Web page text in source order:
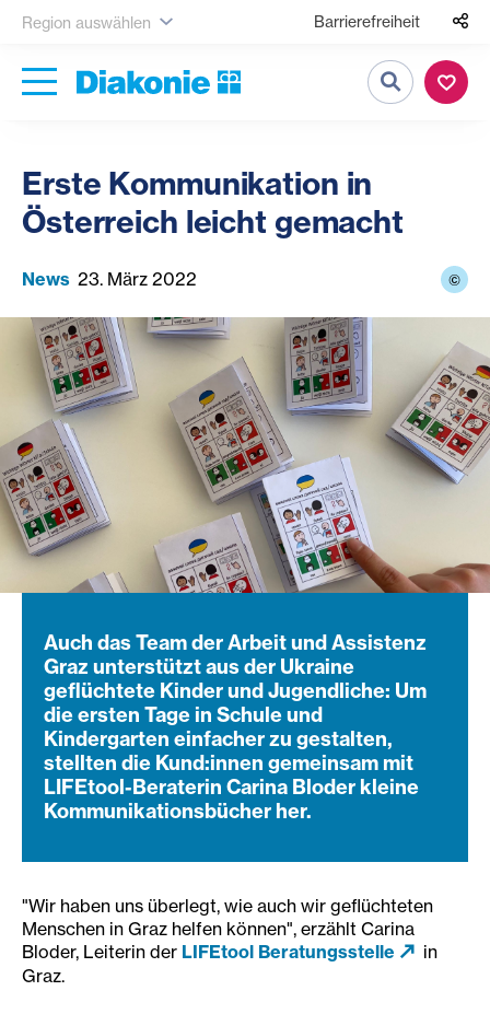
Region auswählen Barrierefreiheit
Suche
Erste Kommunikation in
Österreich leicht gemacht
News 23. März 2022 ©
Auch das Team der Arbeit und Assistenz
Graz unterstützt aus der Ukraine
geflüchtete Kinder und Jugendliche: Um
die ersten Tage in Schule und
Kindergarten einfacher zu gestalten,
stellten die Kund:innen gemeinsam mit
LIFEtool-Beraterin Carina Bloder kleine
Kommunikationsbücher her.
"Wir haben uns überlegt, wie auch wir geflüchteten
Menschen in Graz helfen können", erzählt Carina
Bloder, Leiterin der LIFEtool Beratungsstelle
in
Graz.